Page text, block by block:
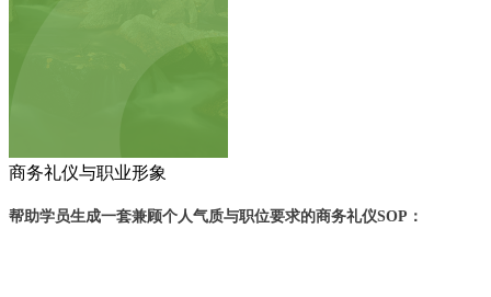
商务礼仪与职业形象
帮助学员生成一套兼顾个人气质与职位要求的商务礼仪SOP：